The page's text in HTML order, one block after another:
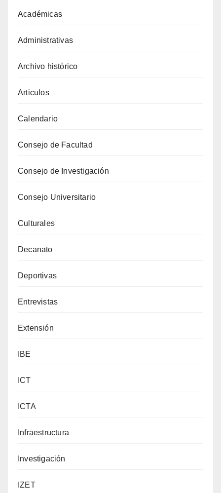
Académicas
Administrativas
Archivo histórico
Articulos
Calendario
Consejo de Facultad
Consejo de Investigación
Consejo Universitario
Culturales
Decanato
Deportivas
Entrevistas
Extensión
IBE
ICT
ICTA
Infraestructura
Investigación
IZET